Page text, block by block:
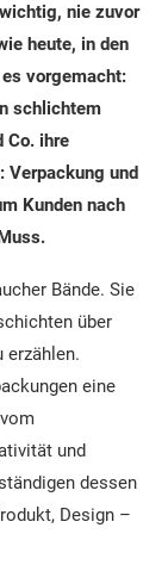
nie zuvor
heute, in den
vorgemacht:
schlichtem
Co. ihre
Verpackung und
Kunden nach
Bände. Sie
über
erzählen.
eine
und
dessen
Design –